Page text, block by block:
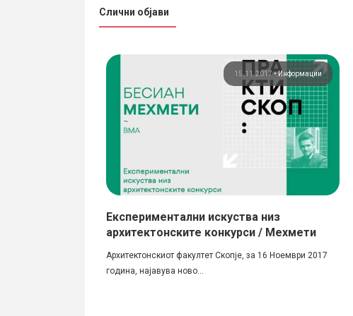
Слични објави
15.11.2017• Информации
Експериментални искуства низ
архитектонските конкурси / Мехмети
Архитектонскиот факултет Скопје, за 16 Ноември 2017
година, најавува ново...